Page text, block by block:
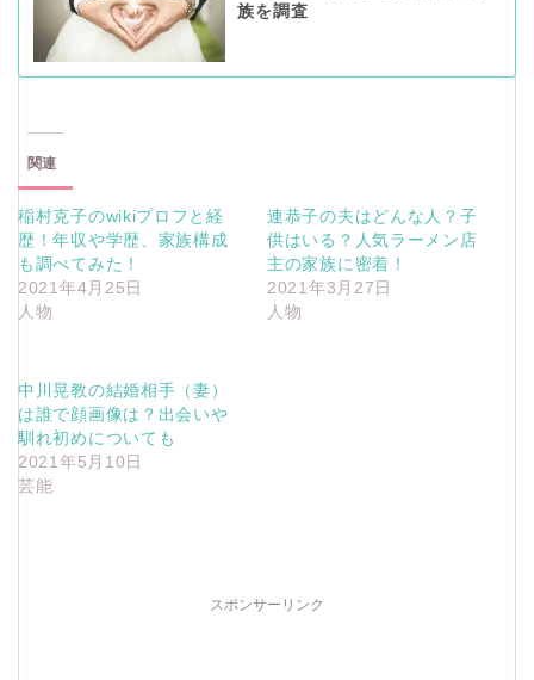
族を調査
関連
稲村克子のwikiプロフと経
歴！年収や学歴、家族構成
も調べてみた！
2021年4月25日
人物
連恭子の夫はどんな人？子
供はいる？人気ラーメン店
主の家族に密着！
2021年3月27日
人物
中川晃教の結婚相手（妻）
は誰で顔画像は？出会いや
馴れ初めについても
2021年5月10日
芸能
スポンサーリンク